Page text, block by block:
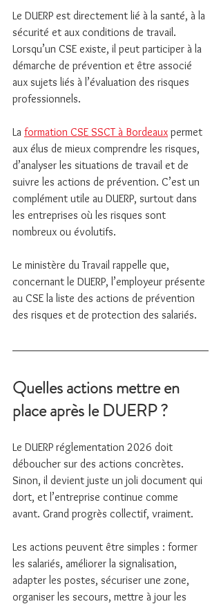
Le DUERP est directement lié à la santé, à la
sécurité et aux conditions de travail.
Lorsqu’un CSE existe, il peut participer à la
démarche de prévention et être associé
aux sujets liés à l’évaluation des risques
professionnels.
La formation CSE SSCT à Bordeaux permet
aux élus de mieux comprendre les risques,
d’analyser les situations de travail et de
suivre les actions de prévention. C’est un
complément utile au DUERP, surtout dans
les entreprises où les risques sont
nombreux ou évolutifs.
Le ministère du Travail rappelle que,
concernant le DUERP, l’employeur présente
au CSE la liste des actions de prévention
des risques et de protection des salariés.
Quelles actions mettre en
place après le DUERP ?
Le DUERP réglementation 2026 doit
déboucher sur des actions concrètes.
Sinon, il devient juste un joli document qui
dort, et l’entreprise continue comme
avant. Grand progrès collectif, vraiment.
Les actions peuvent être simples : former
les salariés, améliorer la signalisation,
adapter les postes, sécuriser une zone,
organiser les secours, mettre à jour les